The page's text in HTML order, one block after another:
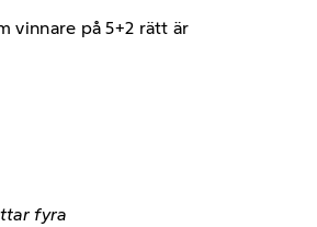
vinnare på 5+2 rätt är
fyra